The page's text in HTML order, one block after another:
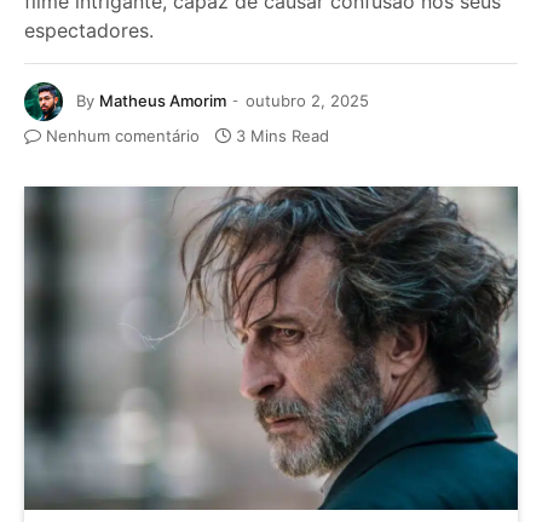
espectadores.
By Matheus Amorim
outubro 2, 2025
Nenhum comentário
3 Mins Read